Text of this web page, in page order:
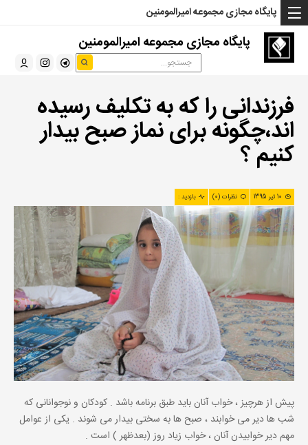
... Read more »" />
... Read more »" />... Read more »" />
پایگاه مجازی مجموعه امیرالمومنین
پایگاه مجازی مجموعه امیرالمومنین
فرزندانی را که به تکلیف رسیده
اند،چگونه برای نماز صبح بیدار
کنیم ؟
10 تیر 1395 نظرات (0) بازدید :
پیش از هرچیز ، خواب آنان باید طبق برنامه باشد . کودکان و نوجوانانی که
شب ها دیر می خوابند ، صبح ها به سختی بیدار می شوند . یکی از عوامل
مهم دیر خوابیدن آنان ، خواب زیاد روز (بعدظهر ) است .